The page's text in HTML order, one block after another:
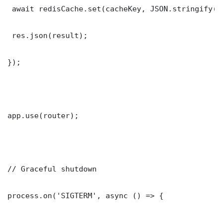
await redisCache.set(cacheKey,
res.json(result);
});
app.use(router);
// Graceful shutdown
process.on('SIGTERM', async () => {